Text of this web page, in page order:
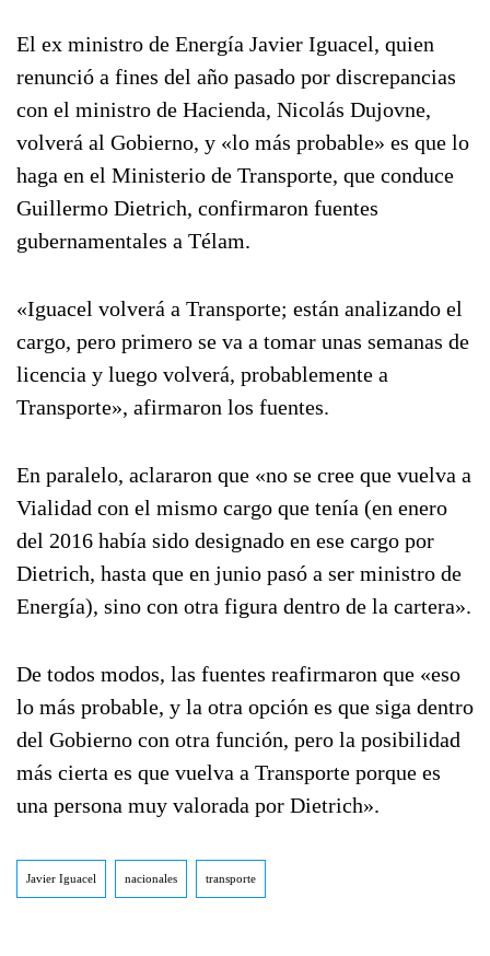
El ex ministro de Energía Javier Iguacel, quien
renunció a fines del año pasado por discrepancias
con el ministro de Hacienda, Nicolás Dujovne,
volverá al Gobierno, y «lo más probable» es que lo
haga en el Ministerio de Transporte, que conduce
Guillermo Dietrich, confirmaron fuentes
gubernamentales a Télam.
«Iguacel volverá a Transporte; están analizando el
cargo, pero primero se va a tomar unas semanas de
licencia y luego volverá, probablemente a
Transporte», afirmaron los fuentes.
En paralelo, aclararon que «no se cree que vuelva a
Vialidad con el mismo cargo que tenía (en enero
del 2016 había sido designado en ese cargo por
Dietrich, hasta que en junio pasó a ser ministro de
Energía), sino con otra figura dentro de la cartera».
De todos modos, las fuentes reafirmaron que «eso
lo más probable, y la otra opción es que siga dentro
del Gobierno con otra función, pero la posibilidad
más cierta es que vuelva a Transporte porque es
una persona muy valorada por Dietrich».
Javier Iguacel nacionales transporte